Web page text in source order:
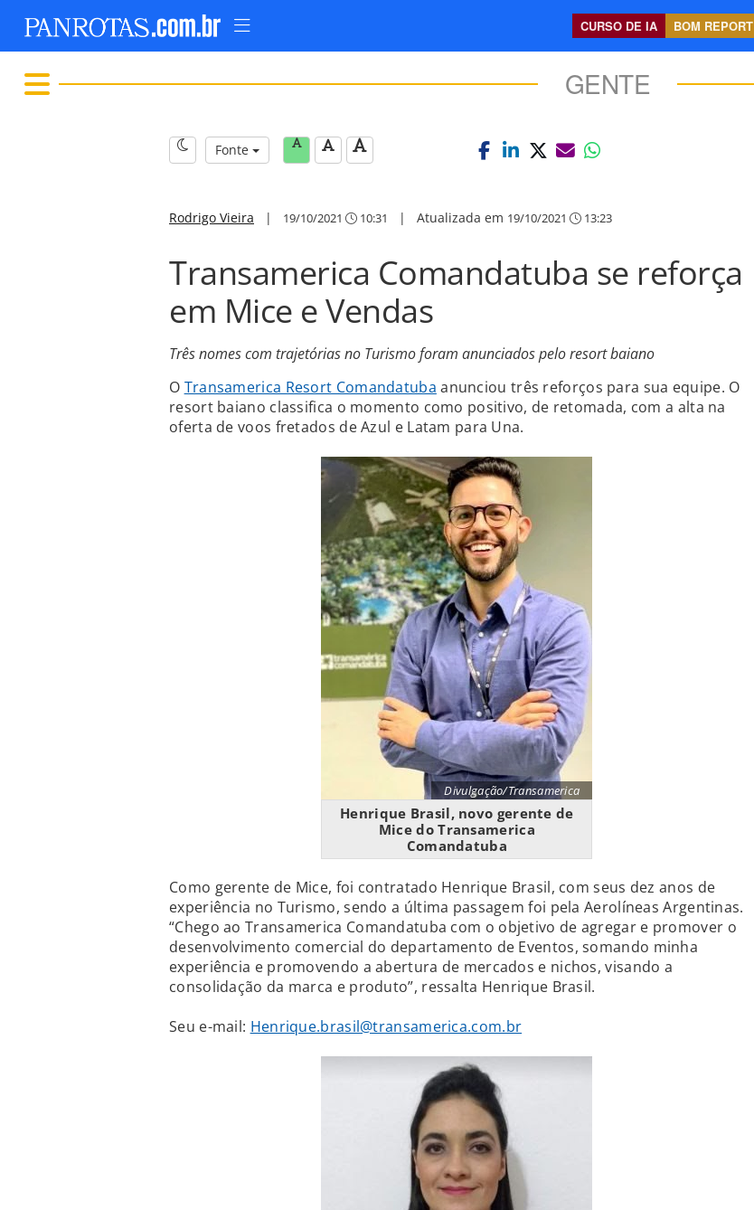
CURSO DE IA BOM REPORT
GENTE
Fonte
Rodrigo Vieira | 19/10/2021 10:31 | Atualizada em 19/10/2021 13:23
Transamerica Comandatuba se reforça
em Mice e Vendas
Três nomes com trajetórias no Turismo foram anunciados pelo resort baiano
O Transamerica Resort Comandatuba anunciou três reforços para sua equipe. O
resort baiano classifica o momento como positivo, de retomada, com a alta na
oferta de voos fretados de Azul e Latam para Una.
Divulgação/Transamerica
Henrique Brasil, novo gerente de
Mice do Transamerica
Comandatuba
Como gerente de Mice, foi contratado Henrique Brasil, com seus dez anos de
experiência no Turismo, sendo a última passagem foi pela Aerolíneas Argentinas.
“Chego ao Transamerica Comandatuba com o objetivo de agregar e promover o
desenvolvimento comercial do departamento de Eventos, somando minha
experiência e promovendo a abertura de mercados e nichos, visando a
consolidação da marca e produto”, ressalta Henrique Brasil.
Seu e-mail: Henrique.brasil@transamerica.com.br